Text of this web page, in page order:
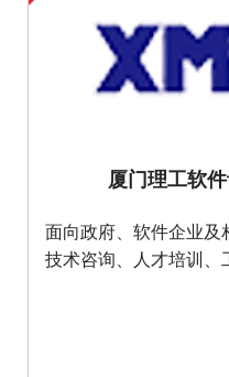
厦门理工软
面向政府、软件企业及
技术咨询、人才培训、